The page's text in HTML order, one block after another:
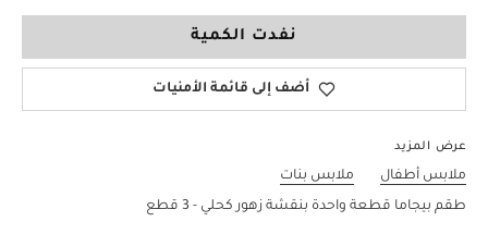
نفدت الكمية
أضف إلى قائمة الأمنيات
عرض المزيد
ملابس أطفال
ملابس بنات
طقم بيجاما قطعة واحدة بنقشة زهور كحلي - 3 قطع